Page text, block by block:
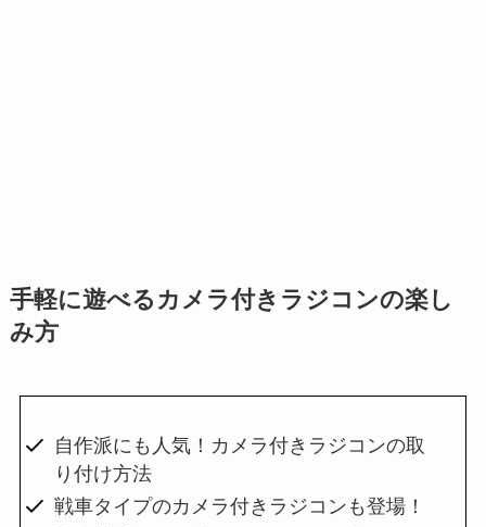
手軽に遊べるカメラ付きラジコンの楽し
み方
自作派にも人気！カメラ付きラジコンの取
り付け方法
戦車タイプのカメラ付きラジコンも登場！